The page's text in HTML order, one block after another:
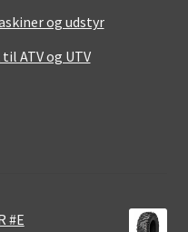
og udstyr
ATV og UTV
#E